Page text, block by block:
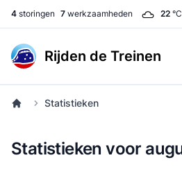
4 storingen 7 werkzaamheden 22 °C
Rijden de Treinen
Statistieken
Statistieken voor